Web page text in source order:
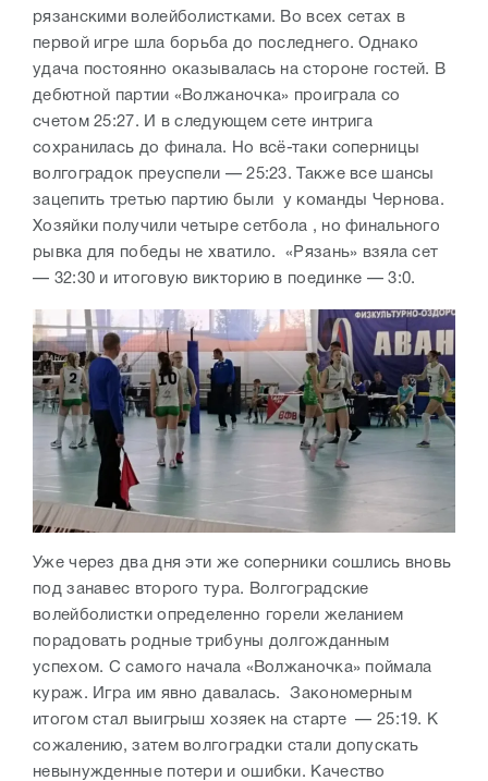
рязанскими волейболистками. Во всех сетах в
первой игре шла борьба до последнего. Однако
удача постоянно оказывалась на стороне гостей. В
дебютной партии «Волжаночка» проиграла со
счетом 25:27. И в следующем сете интрига
сохранилась до финала. Но всё-таки соперницы
волгоградок преуспели — 25:23. Также все шансы
зацепить третью партию были у команды Чернова.
Хозяйки получили четыре сетбола , но финального
рывка для победы не хватило. «Рязань» взяла сет
— 32:30 и итоговую викторию в поединке — 3:0.
Уже через два дня эти же соперники сошлись вновь
под занавес второго тура. Волгоградские
волейболистки определенно горели желанием
порадовать родные трибуны долгожданным
успехом. С самого начала «Волжаночка» поймала
кураж. Игра им явно давалась. Закономерным
итогом стал выигрыш хозяек на старте — 25:19. К
сожалению, затем волгоградки стали допускать
невынужденные потери и ошибки. Качество